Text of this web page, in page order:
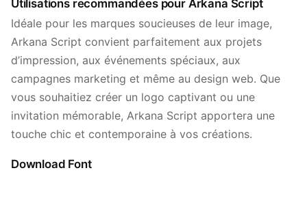
Utilisations recommandées pour Arkana Script
Idéale pour les marques soucieuses de leur image,
Arkana Script convient parfaitement aux projets
d’impression, aux événements spéciaux, aux
campagnes marketing et même au design web. Que
vous souhaitiez créer un logo captivant ou une
invitation mémorable, Arkana Script apportera une
touche chic et contemporaine à vos créations.
Download Font